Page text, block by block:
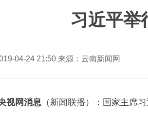
习近平举
04-24 21:50 来源：云南新闻网
视网消息 （新闻联播）：国家主席